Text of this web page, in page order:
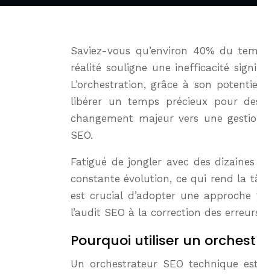
Saviez-vous qu’environ 40% du temps d’un spécialiste SEO est souvent englouti par des tâches manuelles et répétitives ? Cette
réalité souligne une inefficacité
L’orchestration, grâce à son
libérer un temps précieux pour
changement majeur vers une
SEO.
Fatigué de jongler avec des
constante évolution, ce qui rend la
est crucial d’adopter une
l’audit SEO à la correction des
Pourquoi utiliser un
Un orchestrateur SEO technique